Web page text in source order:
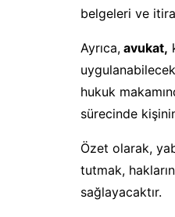
belgeleri ve
Ayrıca, avukat,
hukuk
sürecinde
Özet olarak,
tutmak,
sağlayacaktır.